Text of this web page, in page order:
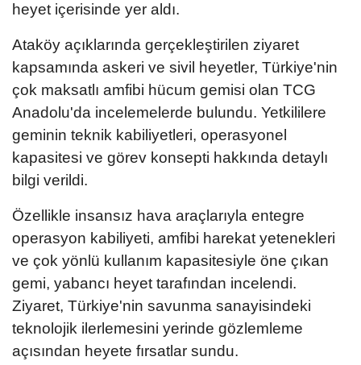
heyet içerisinde yer aldı.
Ataköy açıklarında gerçekleştirilen ziyaret
kapsamında askeri ve sivil heyetler, Türkiye'nin
çok maksatlı amfibi hücum gemisi olan TCG
Anadolu'da incelemelerde bulundu. Yetkililere
geminin teknik kabiliyetleri, operasyonel
kapasitesi ve görev konsepti hakkında detaylı
bilgi verildi.
Özellikle insansız hava araçlarıyla entegre
operasyon kabiliyeti, amfibi harekat yetenekleri
ve çok yönlü kullanım kapasitesiyle öne çıkan
gemi, yabancı heyet tarafından incelendi.
Ziyaret, Türkiye'nin savunma sanayisindeki
teknolojik ilerlemesini yerinde gözlemleme
açısından heyete fırsatlar sundu.